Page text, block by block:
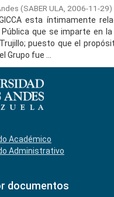
(SABER ULA, 2006-11-29)
esta íntimamente
que se imparte en la
puesto que el
Grupo fue ...
Académico
Administrativo
documentos